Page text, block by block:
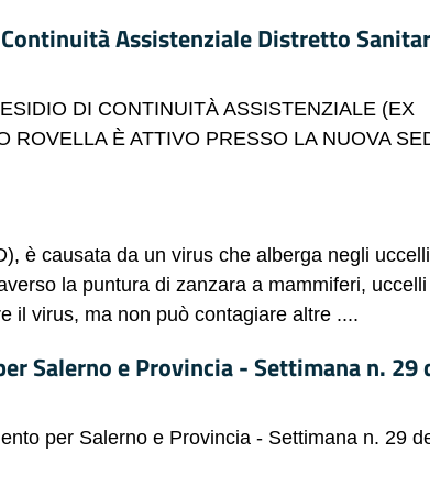
Assistenziale Distretto
DI CONTINUITÀ ASSISTENZIALE (EX
ROVELLA È ATTIVO PRESSO LA NUOVA
è causata da un virus che alberga negli uccelli
la puntura di zanzara a mammiferi,
il virus, ma non può contagiare altre ....
Salerno e Provincia - Settimana n. 29
per Salerno e Provincia - Settimana n. 29